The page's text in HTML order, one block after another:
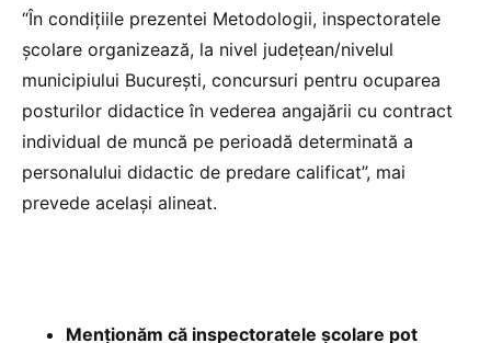
“În condiţiile prezentei Metodologii, inspectoratele
şcolare organizează, la nivel judeţean/nivelul
municipiului Bucureşti, concursuri pentru ocuparea
posturilor didactice în vederea angajării cu contract
individual de muncă pe perioadă determinată a
personalului didactic de predare calificat”, mai
prevede același alineat.
Menționăm că inspectoratele școlare pot